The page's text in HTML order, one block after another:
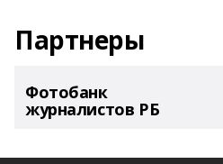
Партнеры
Фотобанк
журналистов РБ